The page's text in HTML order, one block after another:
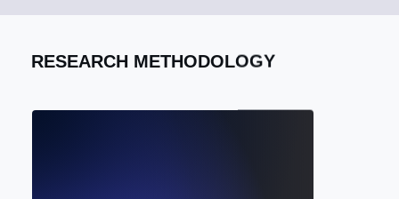
RESEARCH METHODOLOGY